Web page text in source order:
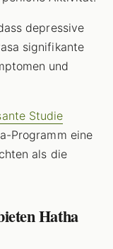
depressive
signifikante
und
Studie
Programm eine
als die
Hatha